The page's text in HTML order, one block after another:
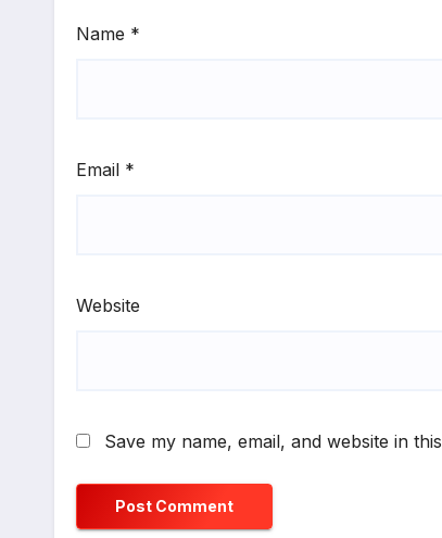
Name *
Email *
Website
Save my name, email, and website in